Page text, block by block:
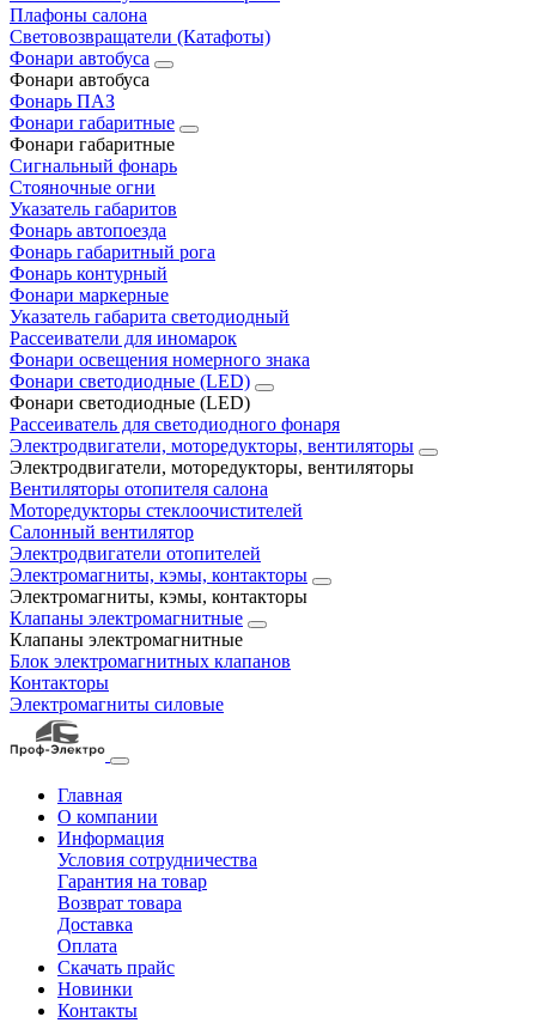
Плафоны салона
Световозвращатели (Катафоты)
Фонари автобуса
Фонари автобуса
Фонарь ПАЗ
Фонари габаритные
Фонари габаритные
Сигнальный фонарь
Стояночные огни
Указатель габаритов
Фонарь автопоезда
Фонарь габаритный рога
Фонарь контурный
Фонари маркерные
Указатель габарита светодиодный
Рассеиватели для иномарок
Фонари освещения номерного знака
Фонари светодиодные (LED)
Фонари светодиодные (LED)
Рассеиватель для светодиодного фонаря
Электродвигатели, моторедукторы, вентиляторы
Электродвигатели, моторедукторы, вентиляторы
Вентиляторы отопителя салона
Моторедукторы стеклоочистителей
Салонный вентилятор
Электродвигатели отопителей
Электромагниты, кэмы, контакторы
Электромагниты, кэмы, контакторы
Клапаны электромагнитные
Клапаны электромагнитные
Блок электромагнитных клапанов
Контакторы
Электромагниты силовые
Главная
О компании
Информация
Условия сотрудничества
Гарантия на товар
Возврат товара
Доставка
Оплата
Скачать прайс
Новинки
Контакты